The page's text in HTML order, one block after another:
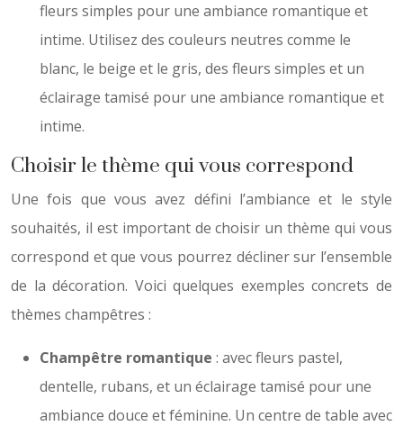
fleurs simples pour une ambiance romantique et
intime. Utilisez des couleurs neutres comme le
blanc, le beige et le gris, des fleurs simples et un
éclairage tamisé pour une ambiance romantique et
intime.
Choisir le thème qui vous correspond
Une fois que vous avez défini l’ambiance et le style
souhaités, il est important de choisir un thème qui vous
correspond et que vous pourrez décliner sur l’ensemble
de la décoration. Voici quelques exemples concrets de
thèmes champêtres :
Champêtre romantique : avec fleurs pastel,
dentelle, rubans, et un éclairage tamisé pour une
ambiance douce et féminine. Un centre de table avec